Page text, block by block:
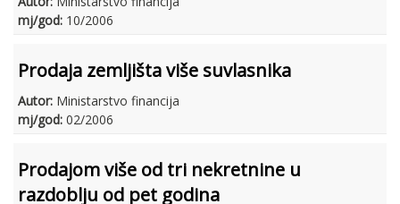
mj/god: 10/2006
Prodaja zemljišta više suvlasnika
Autor: Ministarstvo financija
mj/god: 02/2006
Prodajom više od tri nekretnine u
razdoblju od pet godina